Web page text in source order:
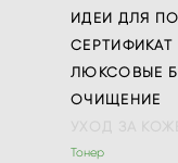
ИДЕИ ДЛЯ
СЕРТИФИКАТ
ЛЮКСОВЫЕ
ОЧИЩЕНИЕ
Тонер